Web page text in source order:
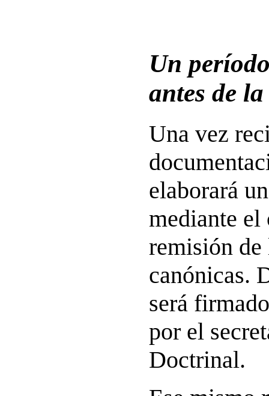
Un
antes de
Una vez
elaborará
mediante el
remisión de
canónicas.
será
por el
Doctrinal.